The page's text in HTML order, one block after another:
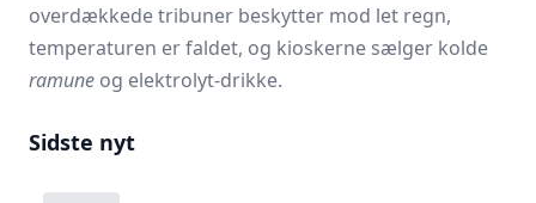
overdækkede tribuner beskytter mod let regn,
temperaturen er faldet, og kioskerne sælger kolde
ramune og elektrolyt-drikke.
Sidste nyt